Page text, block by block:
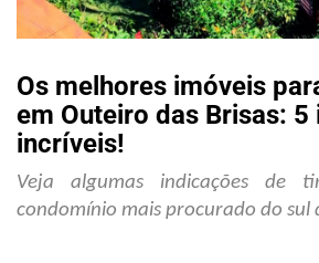
Os melhores imóveis
em Outeiro das Brisas:
incríveis!
Veja algumas indicações de
condomínio mais procurado do sul